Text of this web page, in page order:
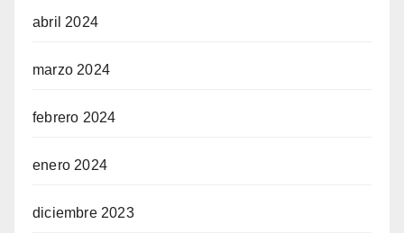
abril 2024
marzo 2024
febrero 2024
enero 2024
diciembre 2023